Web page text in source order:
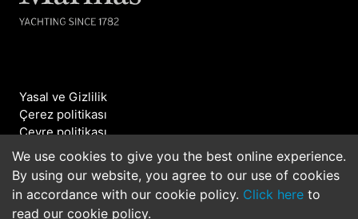
Yasal ve Gizlilik
Çerez politikası
Çevre politikası
Bizimle iletişime geçin
©2026 Camper & Nicholsons Marinas. All rights
reserved.
We use cookies to give you the best online experience.
By using our website, you agree to our use of cookies
in accordance with our cookie policy. Click here to
read our cookie policy.